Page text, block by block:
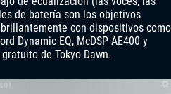
de batería son los objetivos
con dispositivos como
Dynamic EQ, McDSP AE400 y
de Tokyo Dawn.